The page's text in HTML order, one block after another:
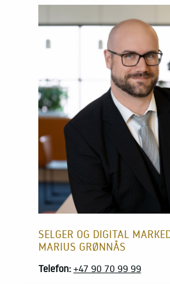
SELGER OG DIGITAL
MARIUS GRØNNÅS
Telefon: +47 90 70 99 99